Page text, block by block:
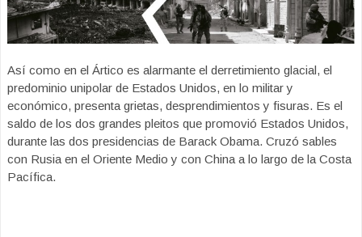
Así como en el Ártico es alarmante el derretimiento glacial, el
predominio unipolar de Estados Unidos, en lo militar y
económico, presenta grietas, desprendimientos y fisuras. Es el
saldo de los dos grandes pleitos que promovió Estados Unidos,
durante las dos presidencias de Barack Obama. Cruzó sables
con Rusia en el Oriente Medio y con China a lo largo de la Costa
Pacífica.